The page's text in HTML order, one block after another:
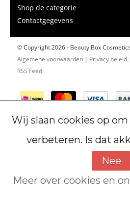
Shop de categorie
Contactgegevens
© Copyright 2026 - Beauty Box
Algemene voorwaarden | Privacy beleid
RSS Feed
Wij slaan cookies op
verbeteren. Is dat
Nee
Meer over cookies en